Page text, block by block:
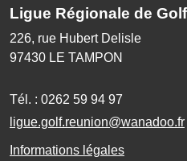
Ligue Régionale de
226, rue Hubert Delisle
97430 LE TAMPON
Tél. : 0262 59 94 97
ligue.golf.reunion@wanadoo.fr
Informations légales